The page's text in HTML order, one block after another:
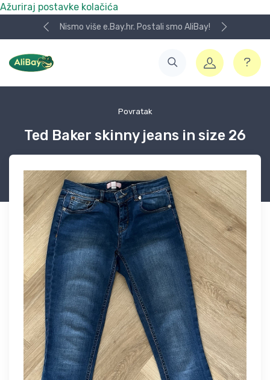
Ažuriraj postavke kolačića
Nismo više e.Bay.hr. Postali smo AliBay!
Povratak
Ted Baker skinny jeans in size 26